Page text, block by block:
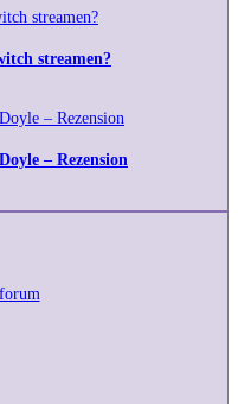
streamen?
– Rezension